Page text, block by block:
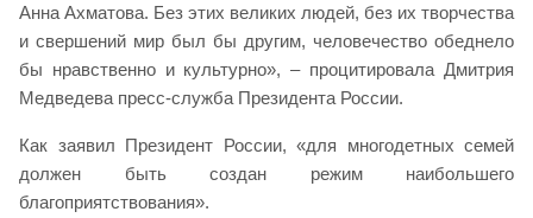
Анна Ахматова. Без этих великих людей, без их творчества
и свершений мир был бы другим, человечество обеднело
бы нравственно и культурно», – процитировала Дмитрия
Медведева пресс-служба Президента России.
Как заявил Президент России, «для многодетных семей
должен быть создан режим наибольшего
благоприятствования».